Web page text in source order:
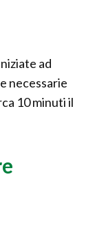
ad
necessarie
10 minuti il